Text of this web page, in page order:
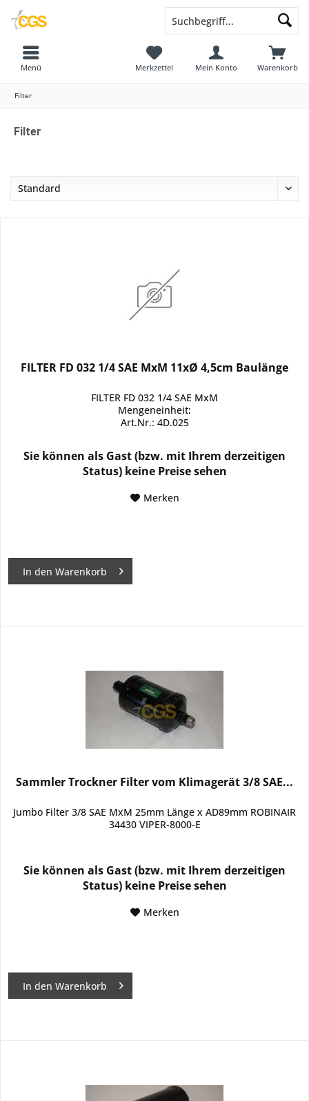
Warenkorb
Merkzettel Mein Konto
Menü
Filter
Filter
FILTER FD 032 1/4 SAE MxM 11xØ 4,5cm Baulänge
FILTER FD 032 1/4 SAE MxM
Mengeneinheit:
Art.Nr.: 4D.025
Sie können als Gast (bzw. mit Ihrem derzeitigen
Status) keine Preise sehen
Merken
In den Warenkorb
Sammler Trockner Filter vom Klimagerät 3/8 SAE...
Jumbo Filter 3/8 SAE MxM 25mm Länge x AD89mm ROBINAIR
34430 VIPER-8000-E
Sie können als Gast (bzw. mit Ihrem derzeitigen
Status) keine Preise sehen
Merken
In den Warenkorb